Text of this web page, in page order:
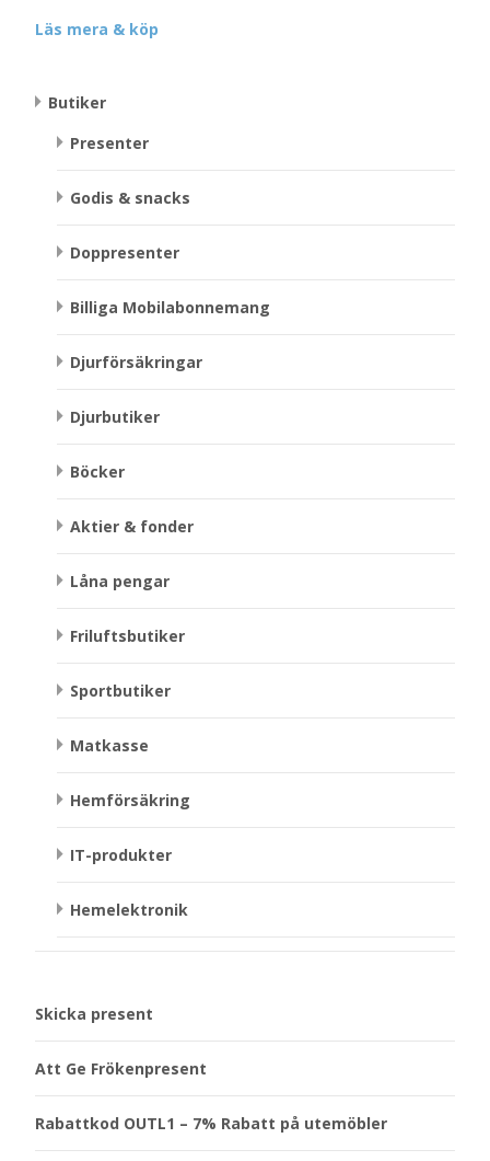
Läs mera & köp
Butiker
Presenter
Godis & snacks
Doppresenter
Billiga Mobilabonnemang
Djurförsäkringar
Djurbutiker
Böcker
Aktier & fonder
Låna pengar
Friluftsbutiker
Sportbutiker
Matkasse
Hemförsäkring
IT-produkter
Hemelektronik
Skicka present
Att Ge Frökenpresent
Rabattkod OUTL1 – 7% Rabatt på utemöbler